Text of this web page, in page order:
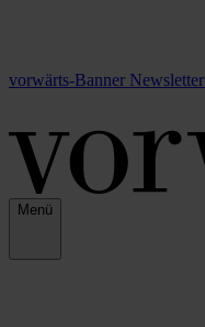
vorwärts-Banner Newsletter
Menü